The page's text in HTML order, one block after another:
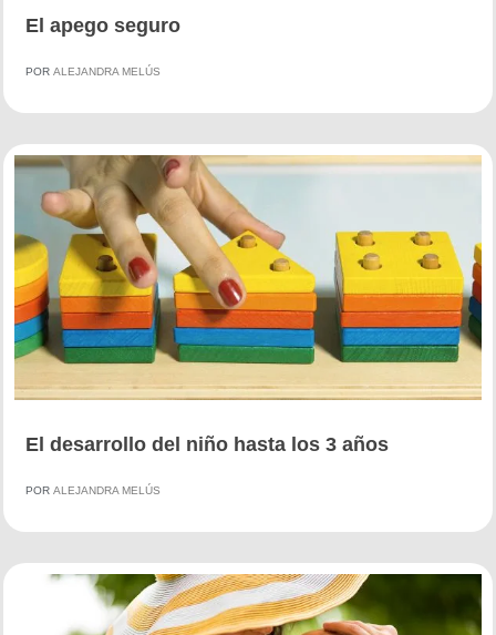
El apego seguro
POR ALEJANDRA MELÚS
El desarrollo del niño hasta los 3 años
POR ALEJANDRA MELÚS